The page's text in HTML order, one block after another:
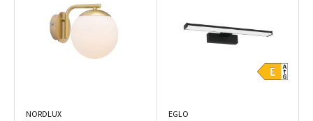
NORDLUX EGLO